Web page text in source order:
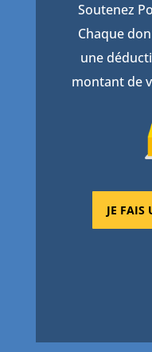
Soutenez
Chaque
une
montant de
JE FAIS